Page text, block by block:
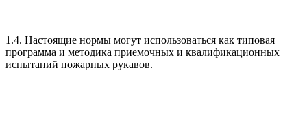
1.4. Настоящие нормы могут использоваться как типовая
программа и методика приемочных и квалификационных
испытаний пожарных рукавов.